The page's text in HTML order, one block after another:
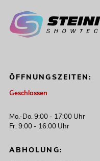
ÖFFNUNGSZEITEN:
Geschlossen
Mo.-Do. 9:00 - 17:00 Uhr
Fr. 9:00 - 16:00 Uhr
ABHOLUNG: